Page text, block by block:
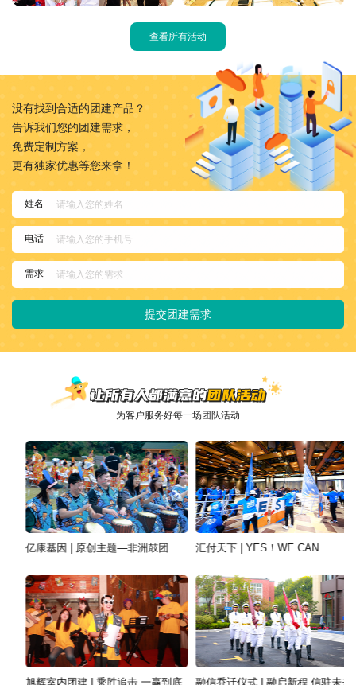
查看所有活动
没有找到合适的团建产品？
告诉我们您的团建需求，
免费定制方案，
更有独家优惠等您来拿！
姓名
电话
需求
提交团建需求
为客户服务好每一场团队活动
亿康基因 | 原创主题—非洲鼓团建活动 汇付天下 | YES！WE CAN
旭辉室内团建 | 乘胜追击 一赢到底 融信乔迁仪式 | 融启新程 信驻未来